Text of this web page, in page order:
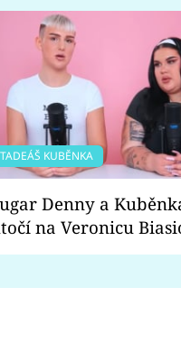
TADEÁŠ KUBĚNKA
Denny a
na Veronicu
je podle nich